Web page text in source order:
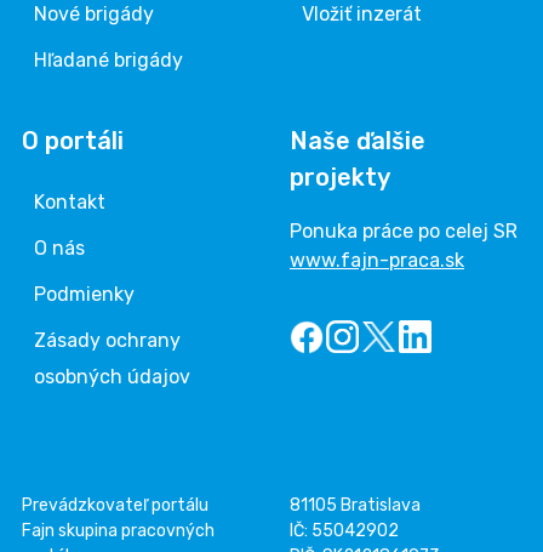
Nové brigády
Hľadané brigády
Vložiť inzerát
O portáli
Kontakt
O nás
Podmienky
Zásady ochrany
osobných údajov
Naše ďalšie
projekty
Ponuka práce po celej SR
www.fajn-praca.sk
Prevádzkovateľ portálu
Fajn skupina pracovných
81105 Bratislava
IČ: 55042902